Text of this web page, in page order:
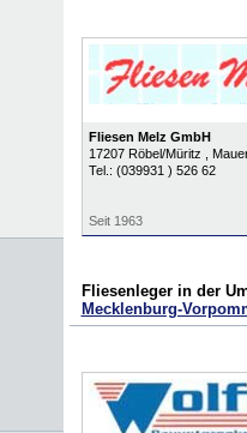
Fliesen Melz GmbH
17207 Röbel/Müritz
,
Tel.: (039931 ) 526 62
Seit 1963
Fliesenleger in der
Mecklenburg-